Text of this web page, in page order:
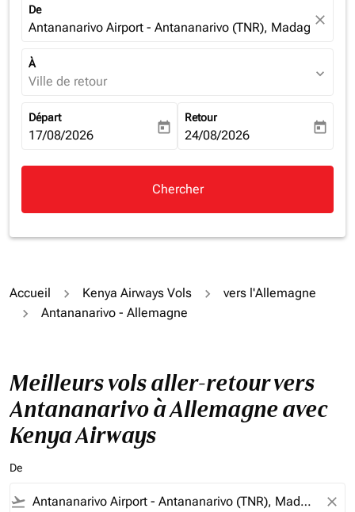
De
Antananarivo Airport - Antananarivo (TNR), Madagascar
close
À
Ville de retour expand_more
Départ
fc-booking-departure-date-aria-label
17/08/2026 today
Retour
fc-booking-return-date-aria-
24/08/2026 today
Chercher
Accueil Kenya Airways Vols
vers l'Allemagne
Antananarivo - Allemagne
Meilleurs vols aller-retour vers
Antananarivo à Allemagne avec
Kenya Airways
De
flight_takeoff close